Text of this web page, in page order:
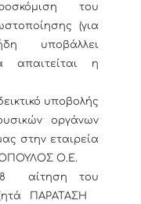
του
(για
υποβάλλει
απαιτείται η
υποβολής
οργάνων
στην εταιρεία
Ο.Ε.
αίτηση του
ΠΑΡΑΤΑΣΗ